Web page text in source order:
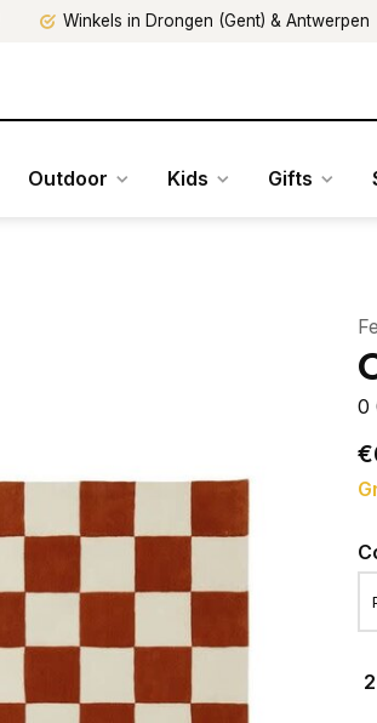
Winkels in Drongen (Gent) & Antwerpen
Outdoor Kids Gifts
0